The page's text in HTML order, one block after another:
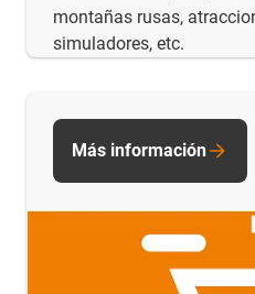
montañas rusas,
simuladores, etc.
Más información